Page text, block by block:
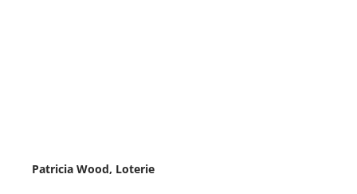
Patricia Wood, Loterie